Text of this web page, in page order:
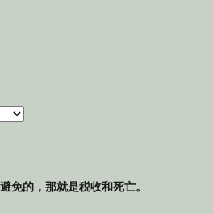
免的，那就是税收和死亡。